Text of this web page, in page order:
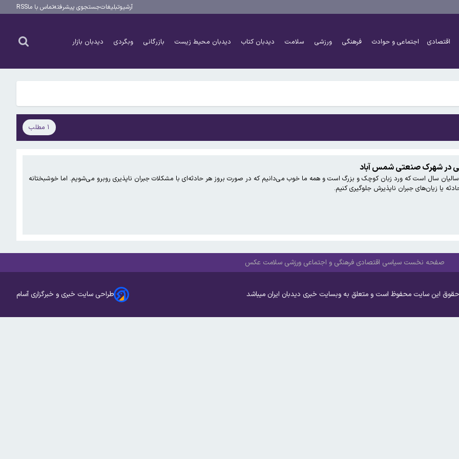
آرشیوتبلیغاتجستجوی پیشرفتهتماس با ماRSS
اقتصادی اجتماعی و حوادث فرهنگی ورزشی سلامت دیدبان کتاب دیدبان محیط زیست بازرگانی وبگردی دیدبان بازار
بزرگ‌تر شدن مغز انسان کمک کردند؟
تحریم‌های رمزارزی ایالات متحده قرار گرفت
تحریم‌های رمزارزی ایالات متحده قرار گرفت
۱ مطلب
در شهرک صنعتی شمس آباد
سال است که ورد زبان کوچک و بزرگ است و همه ما خوب می‌دانیم که در صورت بروز هر حادثه‌ای با مشکلات جبران ناپذیری روبرو می‌شویم. اما خوشبختانه
یا زیان‌های جبران ناپذیرش جلوگیری کنیم.
صفحه نخست سیاسی اقتصادی فرهنگی و اجتماعی ورزشی سلامت عکس
این سایت محفوظ است و متعلق به وبسایت خبری دیدبان ایران میباشد طراحی سایت خبری و خبرگزاری آسام